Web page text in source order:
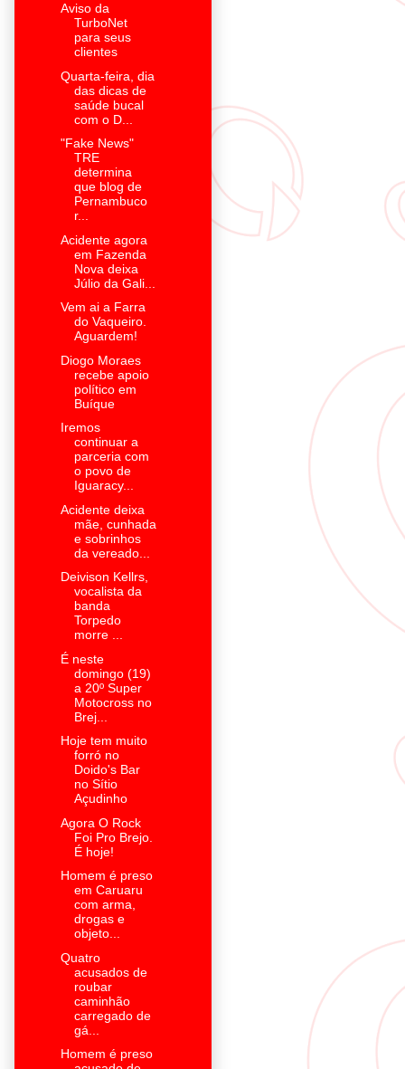
Aviso da
TurboNet
para seus
clientes
Quarta-feira, dia
das dicas de
saúde bucal
com o D...
"Fake News"
TRE
determina
que blog de
Pernambuco
r...
Acidente agora
em Fazenda
Nova deixa
Júlio da Gali...
Vem ai a Farra
do Vaqueiro.
Aguardem!
Diogo Moraes
recebe apoio
político em
Buíque
Iremos
continuar a
parceria com
o povo de
Iguaracy...
Acidente deixa
mãe, cunhada
e sobrinhos
da vereado...
Deivison Kellrs,
vocalista da
banda
Torpedo
morre ...
É neste
domingo (19)
a 20º Super
Motocross no
Brej...
Hoje tem muito
forró no
Doido's Bar
no Sítio
Açudinho
Agora O Rock
Foi Pro Brejo.
É hoje!
Homem é preso
em Caruaru
com arma,
drogas e
objeto...
Quatro
acusados de
roubar
caminhão
carregado de
gá...
Homem é preso